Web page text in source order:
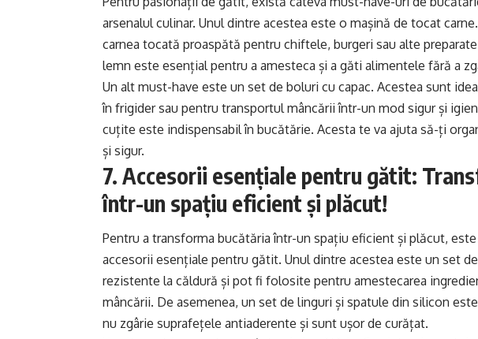
arsenalul culinar. Unul dintre acestea este o mașină de tocat
carnea tocată proaspătă pentru chiftele, burgeri sau alte
lemn este esențial pentru a amesteca și a găti alimentele fără a
Un alt must-have este un set de boluri cu capac. Acestea sunt
în frigider sau pentru transportul mâncării într-un mod sigur și
cuțite este indispensabil în bucătărie. Acesta te va ajuta să-ți
și sigur.
7. Accesorii esențiale pentru gătit:
într-un spațiu eficient și plăcut!
Pentru a transforma bucătăria într-un spațiu eficient și plăcut,
accesorii esențiale pentru gătit. Unul dintre acestea este un set
rezistente la căldură și pot fi folosite pentru amestecarea
mâncării. De asemenea, un set de linguri și spatule din silicon
nu zgârie suprafețele antiaderente și sunt ușor de curățat.